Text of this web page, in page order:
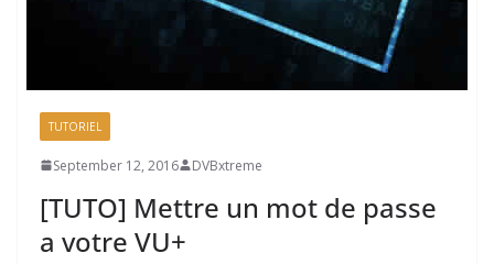
TUTORIEL
September 12, 2016 DVBxtreme
[TUTO] Mettre un mot de passe
a votre VU+